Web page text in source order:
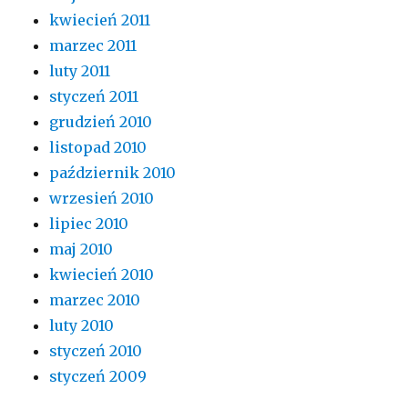
kwiecień 2011
marzec 2011
luty 2011
styczeń 2011
grudzień 2010
listopad 2010
październik 2010
wrzesień 2010
lipiec 2010
maj 2010
kwiecień 2010
marzec 2010
luty 2010
styczeń 2010
styczeń 2009